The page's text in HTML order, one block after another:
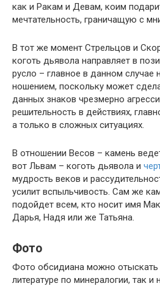
как и Ракам и Девам, коим
мечтательность, граничащую с
В тот же момент Стрельцов и
коготь дьявола направляет в
русло – главное в данном случае
ношением, поскольку может
данных знаков чрезмерно
решительность в действиях,
а только в сложных ситуациях.
В отношении Весов – камень
вот Львам – коготь дьявола и
мудрость веков и
усилит вспыльчивость. Сам же
подойдет всем, кто носит имя
Дарья, Надя или же Татьяна.
Фото
Фото обсидиана можно отыскать
литературе по минералогии, так